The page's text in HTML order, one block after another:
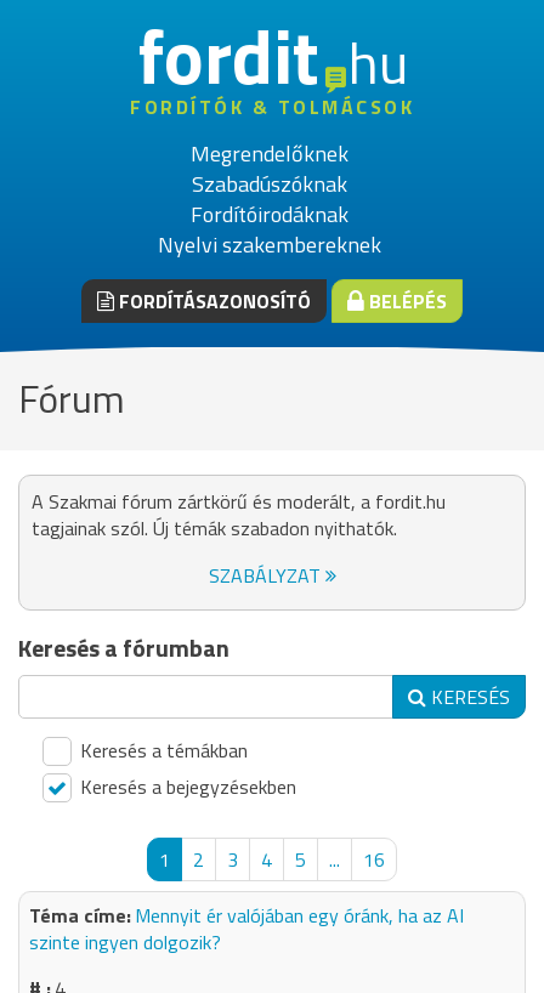
fordithu
FORDÍTÓK & TOLMÁCSOK
Megrendelőknek
Szabadúszóknak
Fordítóirodáknak
Nyelvi szakembereknek
FORDÍTÁSAZONOSÍTÓ BELÉPÉS
Fórum
A Szakmai fórum zártkörű és moderált, a fordit.hu
tagjainak szól. Új témák szabadon nyithatók.
SZABÁLYZAT
Keresés a fórumban
KERESÉS
Keresés a témákban
Keresés a bejegyzésekben
1 2 3 4 5 ...
16
Mennyit ér valójában egy óránk, ha az AI
szinte ingyen dolgozik?